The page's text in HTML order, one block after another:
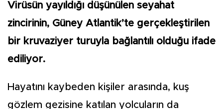
Virüsün yayıldığı düşünülen seyahat
zincirinin, Güney Atlantik’te gerçekleştirilen
bir kruvaziyer turuyla bağlantılı olduğu ifade
ediliyor.
Hayatını kaybeden kişiler arasında, kuş
gözlem gezisine katılan yolcuların da